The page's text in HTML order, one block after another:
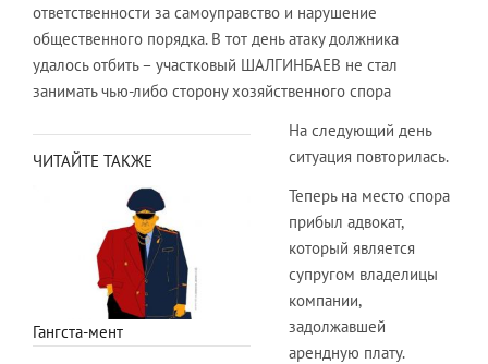
ответственности за самоуправство и нарушение
общественного порядка. В тот день атаку должника
удалось отбить – участковый ШАЛГИНБАЕВ не стал
занимать чью-либо сторону хозяйственного спора
ЧИТАЙТЕ ТАКЖЕ
Гангста-мент
На следующий день
ситуация повторилась.
Теперь на место спора
прибыл адвокат,
который является
супругом владелицы
компании,
задолжавшей
арендную плату.